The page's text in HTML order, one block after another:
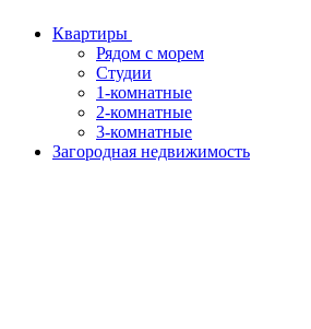
Квартиры
Рядом с морем
Студии
1-комнатные
2-комнатные
3-комнатные
Загородная недвижимость